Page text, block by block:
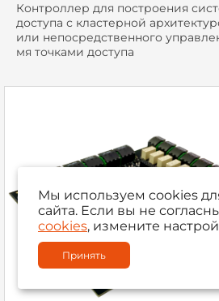
Контроллер для построения
доступа с кластерной
или непосредственного
мя точками доступа
Мы используем cookies
сайта. Если вы не
cookies, измените
Принять